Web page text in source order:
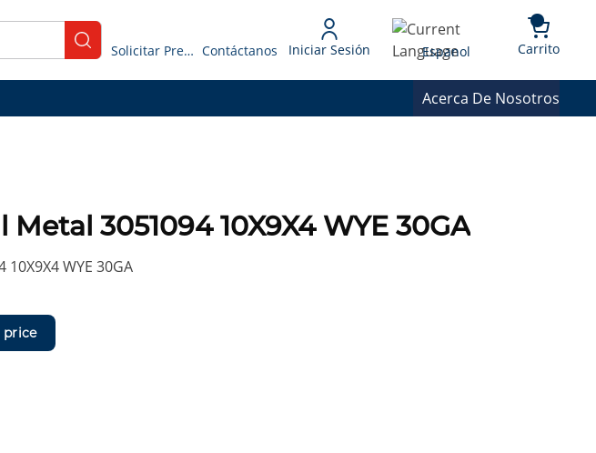
submit search
Solicitar Presupuesto Contáctanos Iniciar Sesión Language
Espanol Carrito{0}
Acerca De Nosotros
Metal 3051094 10X9X4 WYE 30GA
10X9X4 WYE 30GA
price